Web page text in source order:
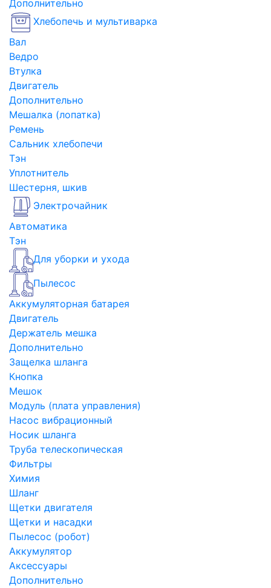
Дополнительно
Хлебопечь и мультиварка
Вал
Ведро
Втулка
Двигатель
Дополнительно
Мешалка (лопатка)
Ремень
Сальник хлебопечи
Тэн
Уплотнитель
Шестерня, шкив
Электрочайник
Автоматика
Тэн
Для уборки и ухода
Пылесос
Аккумуляторная батарея
Двигатель
Держатель мешка
Дополнительно
Защелка шланга
Кнопка
Мешок
Модуль (плата управления)
Насос вибрационный
Носик шланга
Труба телескопическая
Фильтры
Химия
Шланг
Щетки двигателя
Щетки и насадки
Пылесос (робот)
Аккумулятор
Аксессуары
Дополнительно